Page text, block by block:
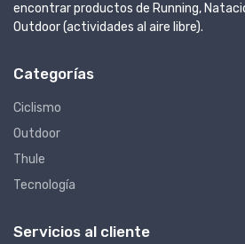
encontrar productos de Running,
Outdoor (actividades al aire libre).
Categorías
Ciclismo
Outdoor
Thule
Tecnología
Servicios al cliente